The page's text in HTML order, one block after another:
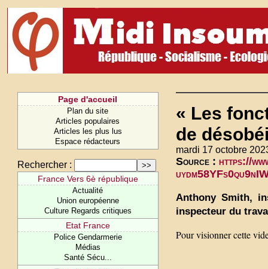
Page d'accueil
Plan du site
Articles populaires
Articles les plus lus
Espace rédacteurs
Rechercher :
France Vers 6è république
Actualité
Union européenne
Culture Regards critiques
Etat France
Police Gendarmerie
Médias
Santé Sécu...
« Les
de
mardi 17 octobre
Source : https://
Anthony Smith,
inspecteur du
Pour visionner cette